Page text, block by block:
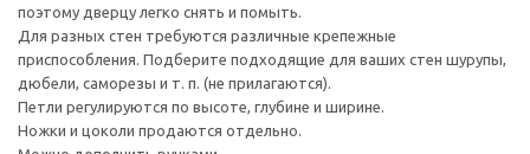
поэтому дверцу легко снять и помыть.
Для разных стен требуются различные крепежные
приспособления. Подберите подходящие для ваших стен шурупы,
дюбели, саморезы и т. п. (не прилагаются).
Петли регулируются по высоте, глубине и ширине.
Ножки и цоколи продаются отдельно.